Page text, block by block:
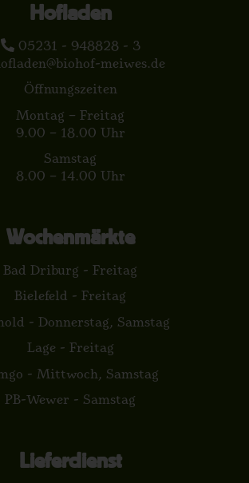
Hofladen
05231 - 948828 - 3
meiwes.de
Öffnungszeiten
Montag – Freitag
9.00 – 18.00 Uhr
Samstag
8.00 – 14.00 Uhr
Wochenmärkte
Bad Driburg - Freitag
Bielefeld - Freitag
- Donnerstag, Samstag
Lage - Freitag
- Mittwoch, Samstag
PB-Wewer - Samstag
Lieferdienst